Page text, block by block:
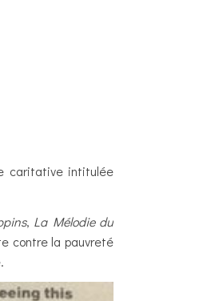
caritative intitulée
, La Mélodie du
contre la pauvreté